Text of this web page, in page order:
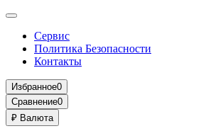
Сервис
Политика Безопасности
Контакты
Избранное0
Сравнение0
₽ Валюта